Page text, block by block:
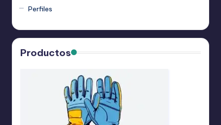
Perfiles
Productos